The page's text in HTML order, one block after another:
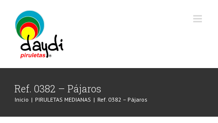
contenido
Ref. 0382 – Pájaros
Inicio | PIRULETAS MEDIANAS | Ref. 0382 – Pájaros